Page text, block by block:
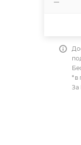
*в
За